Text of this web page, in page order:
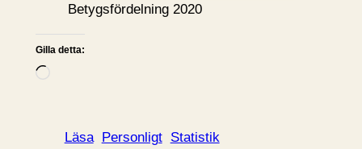
Betygsfördelning 2020
Gilla detta:
L
Läsa Personligt Statistik